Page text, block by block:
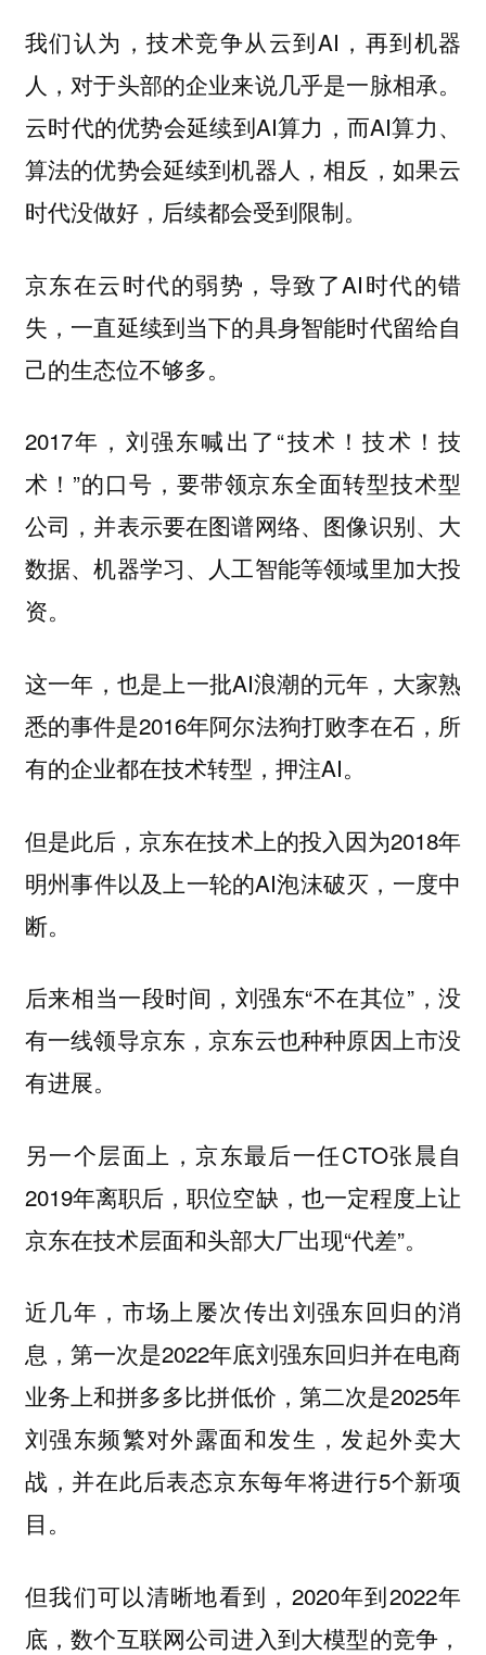
我们认为，技术竞争从云到AI，再到机器
人，对于头部的企业来说几乎是一脉相承。
云时代的优势会延续到AI算力，而AI算力、
算法的优势会延续到机器人，相反，如果云
时代没做好，后续都会受到限制。
京东在云时代的弱势，导致了AI时代的错
失，一直延续到当下的具身智能时代留给自
己的生态位不够多。
2017年，刘强东喊出了“技术！技术！技
术！”的口号，要带领京东全面转型技术型
公司，并表示要在图谱网络、图像识别、大
数据、机器学习、人工智能等领域里加大投
资。
这一年，也是上一批AI浪潮的元年，大家熟
悉的事件是2016年阿尔法狗打败李在石，所
有的企业都在技术转型，押注AI。
但是此后，京东在技术上的投入因为2018年
明州事件以及上一轮的AI泡沫破灭，一度中
断。
后来相当一段时间，刘强东“不在其位”，没
有一线领导京东，京东云也种种原因上市没
有进展。
另一个层面上，京东最后一任CTO张晨自
2019年离职后，职位空缺，也一定程度上让
京东在技术层面和头部大厂出现“代差”。
近几年，市场上屡次传出刘强东回归的消
息，第一次是2022年底刘强东回归并在电商
业务上和拼多多比拼低价，第二次是2025年
刘强东频繁对外露面和发生，发起外卖大
战，并在此后表态京东每年将进行5个新项
目。
但我们可以清晰地看到，2020年到2022年
底，数个互联网公司进入到大模型的竞争，